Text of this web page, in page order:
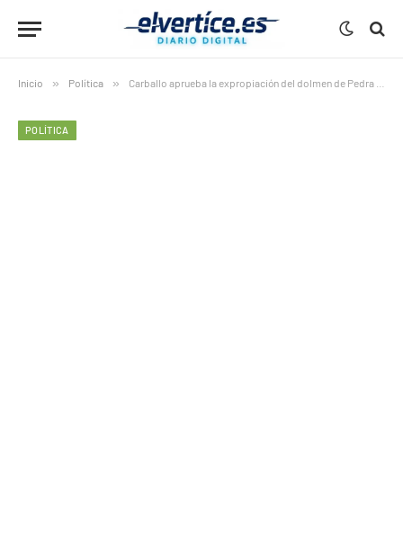
Inicio » Política » Carballo aprueba la expropiación del dolmen de Pedra Moura: polémica decisión por 41.491 €
POLÍTICA